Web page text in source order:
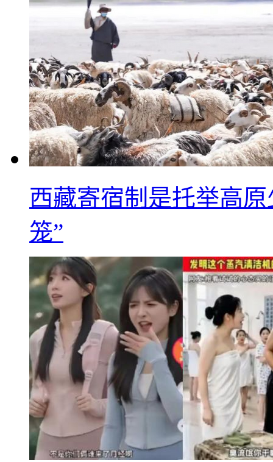
西藏寄宿制是托举高
笼”